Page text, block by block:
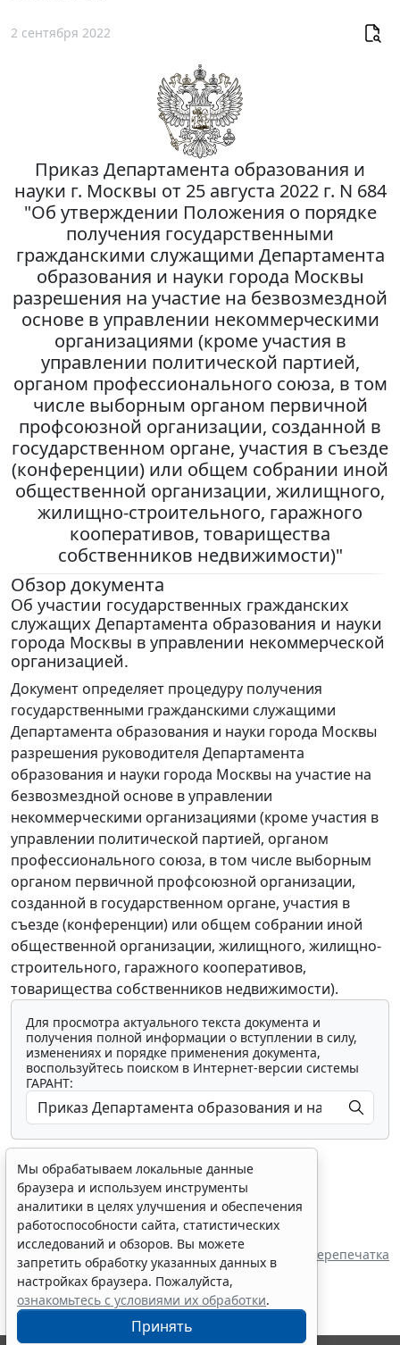
2 сентября 2022
Приказ Департамента образования и
науки г. Москвы от 25 августа 2022 г. N 684
"Об утверждении Положения о порядке
получения государственными
гражданскими служащими Департамента
образования и науки города Москвы
разрешения на участие на безвозмездной
основе в управлении некоммерческими
организациями (кроме участия в
управлении политической партией,
органом профессионального союза, в том
числе выборным органом первичной
профсоюзной организации, созданной в
государственном органе, участия в съезде
(конференции) или общем собрании иной
общественной организации, жилищного,
жилищно-строительного, гаражного
кооперативов, товарищества
собственников недвижимости)"
Обзор документа
Об участии государственных гражданских
служащих Департамента образования и науки
города Москвы в управлении некоммерческой
организацией.
Документ определяет процедуру получения
государственными гражданскими служащими
Департамента образования и науки города Москвы
разрешения руководителя Департамента
образования и науки города Москвы на участие на
безвозмездной основе в управлении
некоммерческими организациями (кроме участия в
управлении политической партией, органом
профессионального союза, в том числе выборным
органом первичной профсоюзной организации,
созданной в государственном органе, участия в
съезде (конференции) или общем собрании иной
общественной организации, жилищного, жилищно-
строительного, гаражного кооперативов,
товарищества собственников недвижимости).
Для просмотра актуального текста документа и
получения полной информации о вступлении в силу,
изменениях и порядке применения документа,
воспользуйтесь поиском в Интернет-версии системы
ГАРАНТ:
Показать все материалы
Перепечатка
Мы обрабатываем локальные данные
браузера и используем инструменты
аналитики в целях улучшения и обеспечения
работоспособности сайта, статистических
исследований и обзоров. Вы можете
запретить обработку указанных данных в
настройках браузера. Пожалуйста,
ознакомьтесь с условиями их обработки.
Принять